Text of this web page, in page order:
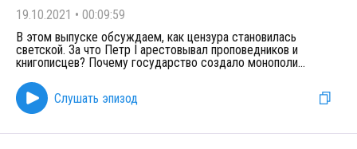
19.10.2021 • 00:09:59
В этом выпуске обсуждаем, как цензура становилась
светской. За что Петр I арестовывал проповедников и
книгописцев? Почему государство создало монополи...
Слушать эпизод